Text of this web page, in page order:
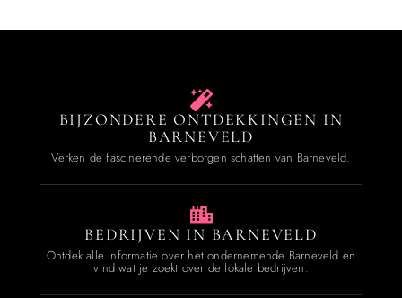
BIJZONDERE ONTDEKKINGEN IN
BARNEVELD
Verken de fascinerende verborgen schatten van Barneveld.
BEDRIJVEN IN BARNEVELD
Ontdek alle informatie over het ondernemende Barneveld en
vind wat je zoekt over de lokale bedrijven.